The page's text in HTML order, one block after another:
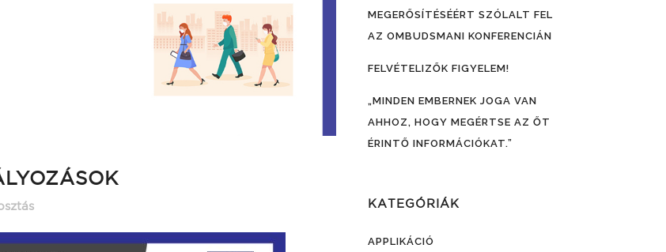
MEGERŐSÍTÉSÉÉRT SZÓLALT FEL
AZ OMBUDSMANI KONFERENCIÁN
FELVÉTELIZŐK FIGYELEM!
„MINDEN EMBERNEK JOGA VAN
AHHOZ, HOGY MEGÉRTSE AZ ŐT
ÉRINTŐ INFORMÁCIÓKAT.”
KATEGÓRIÁK
APPLIKÁCIÓ